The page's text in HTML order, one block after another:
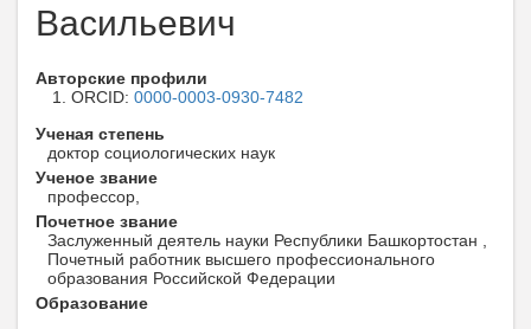
Васильевич
Авторские профили
ORCID: 0000-0003-0930-7482
Ученая степень
доктор социологических наук
Ученое звание
профессор,
Почетное звание
Заслуженный деятель науки Республики Башкортостан ,
Почетный работник высшего профессионального
образования Российской Федерации
Образование